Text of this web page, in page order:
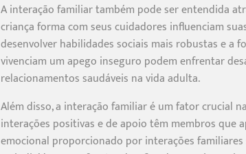
A interação familiar também pode ser entendida
criança forma com seus cuidadores influenciam
desenvolver habilidades sociais mais robustas e a
vivenciam um apego inseguro podem enfrentar
relacionamentos saudáveis na vida adulta.
Além disso, a interação familiar é um fator crucial
interações positivas e de apoio têm membros que
emocional proporcionado por interações